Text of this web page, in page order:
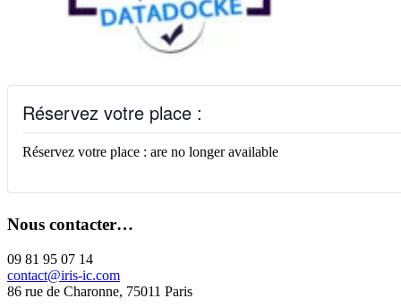
Réservez votre place :
Réservez votre place : are no longer available
Nous contacter…
09 81 95 07 14
contact@iris-ic.com
86 rue de Charonne, 75011 Paris